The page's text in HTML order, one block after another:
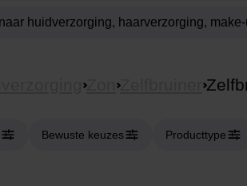
Zon Zelfbruiner
Bewuste keuzes Producttype